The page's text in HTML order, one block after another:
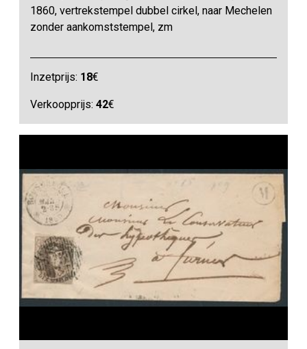
1860, vertrekstempel dubbel cirkel, naar Mechelen
zonder aankomststempel, zm
Inzetprijs: 18€
Verkoopprijs:42€